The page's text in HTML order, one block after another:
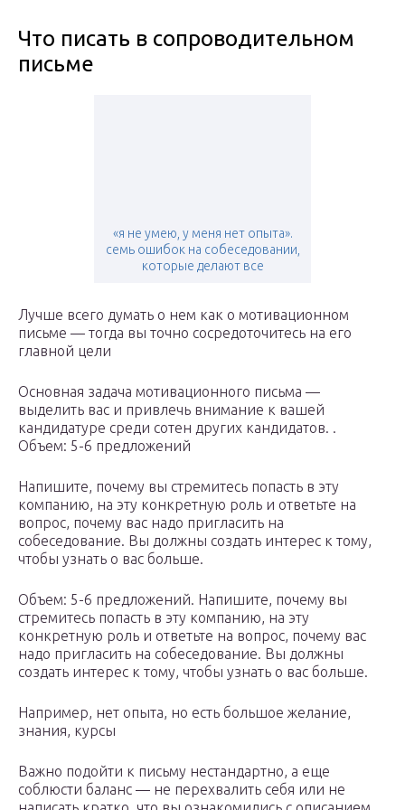
Что писать в сопроводительном
письме
«я не умею, у меня нет опыта».
семь ошибок на собеседовании,
которые делают все
Лучше всего думать о нем как о мотивационном
письме — тогда вы точно сосредоточитесь на его
главной цели
Основная задача мотивационного письма —
выделить вас и привлечь внимание к вашей
кандидатуре среди сотен других кандидатов. .
Объем: 5-6 предложений
Напишите, почему вы стремитесь попасть в эту
компанию, на эту конкретную роль и ответьте на
вопрос, почему вас надо пригласить на
собеседование. Вы должны создать интерес к тому,
чтобы узнать о вас больше.
Объем: 5-6 предложений. Напишите, почему вы
стремитесь попасть в эту компанию, на эту
конкретную роль и ответьте на вопрос, почему вас
надо пригласить на собеседование. Вы должны
создать интерес к тому, чтобы узнать о вас больше.
Например, нет опыта, но есть большое желание,
знания, курсы
Важно подойти к письму нестандартно, а еще
соблюсти баланс — не перехвалить себя или не